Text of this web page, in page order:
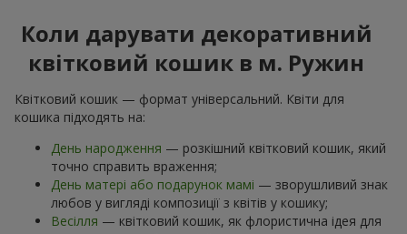
Коли дарувати декоративний
квітковий кошик в м. Ружин
Квітковий кошик — формат універсальний. Квіти для
кошика підходять на:
День народження — розкішний квітковий кошик, який
точно справить враження;
День матері або подарунок мамі — зворушливий знак
любов у вигляді композиції з квітів у кошику;
Весілля — квітковий кошик, як флористична ідея для